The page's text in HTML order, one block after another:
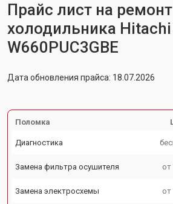
Прайс лист на ремонт
холодильника Hitachi
W660PUC3GBE
Дата обновления прайса: 18.07.2026
Поломка
Диагностика
Замена фильтра осушителя от
Замена электросхемы от